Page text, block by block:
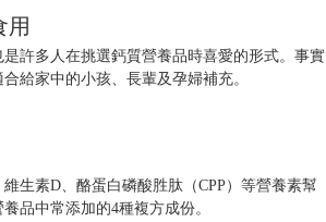
用
許多人在挑選鈣質營養品時喜愛的形式。事實
給家中的小孩、長輩及孕婦補充。
生素D、酪蛋白磷酸胜肽（CPP）等營養素幫
品中常添加的4種複方成份。